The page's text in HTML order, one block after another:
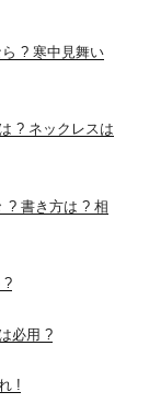
? 寒中見舞い
? ネックレスは
? 書き方は ? 相
?
必用 ?
!